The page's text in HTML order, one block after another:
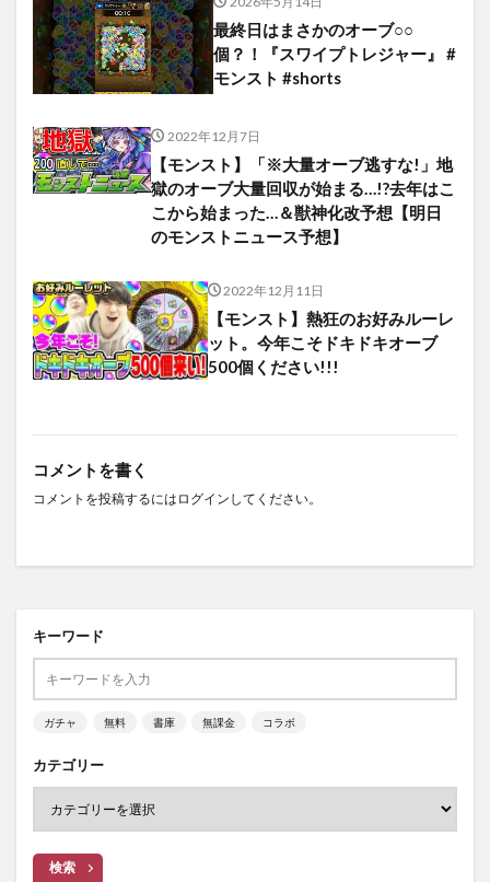
最終日はまさかのオーブ○○
個？！『スワイプトレジャー』 #
モンスト #shorts
2022年12月7日
【モンスト】「※大量オーブ逃すな!」地
獄のオーブ大量回収が始まる…!?去年はこ
こから始まった…＆獣神化改予想【明日
のモンストニュース予想】
2022年12月11日
【モンスト】熱狂のお好みルーレ
ット。今年こそドキドキオーブ
500個ください!!!
コメントを書く
コメントを投稿するには ログイン してください。
キーワード
ガチャ 無料 書庫 無課金 コラボ
カテゴリー
検索